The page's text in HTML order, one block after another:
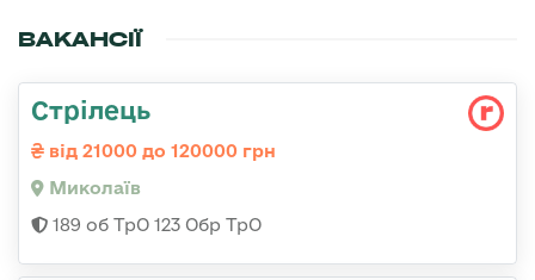
ВАКАНСІЇ
Стрілець
від 21000 до 120000 грн
Миколаїв
189 об ТрО 123 Обр ТрО